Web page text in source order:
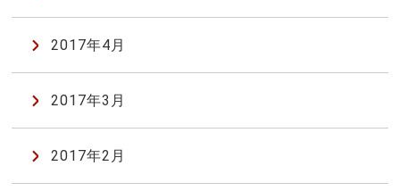
2017年4月
2017年3月
2017年2月